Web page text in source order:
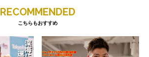
RECOMMENDED
こちらもおすすめ